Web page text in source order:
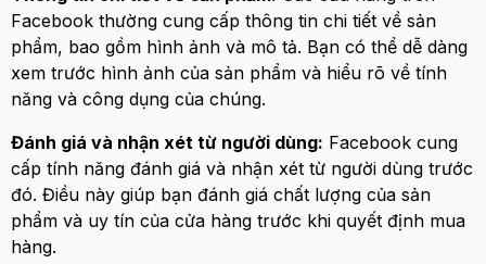
Facebook thường cung cấp thông tin chi tiết về sản
phẩm, bao gồm hình ảnh và mô tả. Bạn có thể dễ dàng
xem trước hình ảnh của sản phẩm và hiểu rõ về tính
năng và công dụng của chúng.
Đánh giá và nhận xét từ người dùng: Facebook cung
cấp tính năng đánh giá và nhận xét từ người dùng trước
đó. Điều này giúp bạn đánh giá chất lượng của sản
phẩm và uy tín của cửa hàng trước khi quyết định mua
hàng.